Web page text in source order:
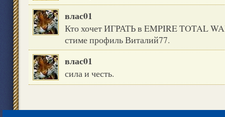
влас01
Кто хочет ИГРАТЬ в EMPIRE TOTAL
стиме профиль Виталий77.
влас01
сила и честь.